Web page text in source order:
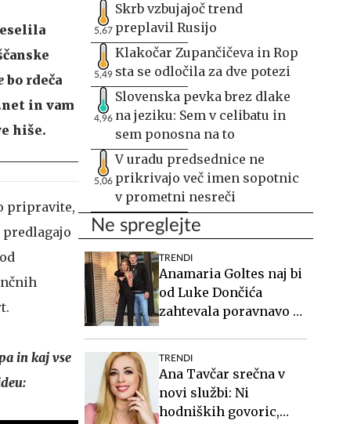
bo rdeča
in vam
hiše.
pripravite,
in kaj vse
5,67
Skrb vzbujajoč trend
preplavil Rusijo
5,49
Klakočar Zupančičeva in Rop
sta se odločila za dve potezi
4,96
Slovenska pevka brez dlake
na jeziku: Sem v celibatu in
sem ponosna na to
5,06
V uradu predsednice ne
prikrivajo več imen sopotnic
v prometni nesreči
Ne spreglejte
TRENDI
Anamaria Goltes naj bi
od Luke Dončića
zahtevala poravnavo v
TRENDI
Ana Tavčar srečna v
novi službi: Ni
hodniških govoric,